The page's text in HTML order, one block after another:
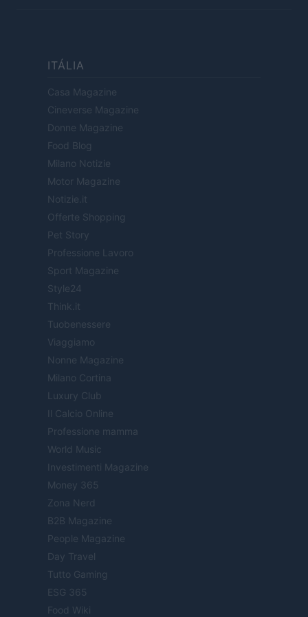
ITÁLIA
Casa Magazine
Cineverse Magazine
Donne Magazine
Food Blog
Milano Notizie
Motor Magazine
Notizie.it
Offerte Shopping
Pet Story
Professione Lavoro
Sport Magazine
Style24
Think.it
Tuobenessere
Viaggiamo
Nonne Magazine
Milano Cortina
Luxury Club
Il Calcio Online
Professione mamma
World Music
Investimenti Magazine
Money 365
Zona Nerd
B2B Magazine
People Magazine
Day Travel
Tutto Gaming
ESG 365
Food Wiki